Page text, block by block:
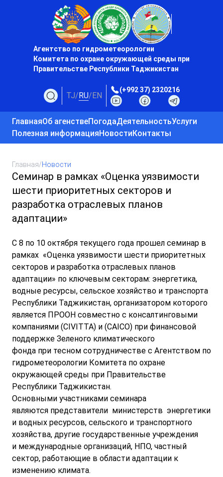
Агентство по гидрометеорологии
Комитета по охране окружающей среды при
Правительстве Республики Таджикистан
TJ/RU/EN
(+992 37) 2320216
ГлавнаяОб агенствеПогодаДеятельностьУслуги
Полезная информацияНовостиКонтакты
Главная/Новости
Семинар в рамках «Оценка уязвимости
шести приоритетных секторов и
разработка отраслевых планов
адаптации»
С 8 по 10 октября текущего года прошел семинар в
рамках «Оценка уязвимости шести приоритетных
секторов и разработка отраслевых планов
адаптации» по ключевым секторам: энергетика,
водные ресурсы, сельское хозяйство и транспорта
Республики Таджикистан, организатором которого
является ПРООН совместно с консалтинговыми
компаниями (CIVITTA) и (CAICO) при финансовой
поддержке Зеленого климатического
фонда при тесном сотрудничестве с Агентством по
гидрометеорологии Комитета по охране
окружающей среды при Правительстве
Республики Таджикистан.
Основными участниками семинара
являются представители министерств энергетики
и водных ресурсов, сельского и транспортного
хозяйства, другие государственные учреждения
и международные организаций, НПО, частный
сектор, работающие в области адаптации к
изменению климата.